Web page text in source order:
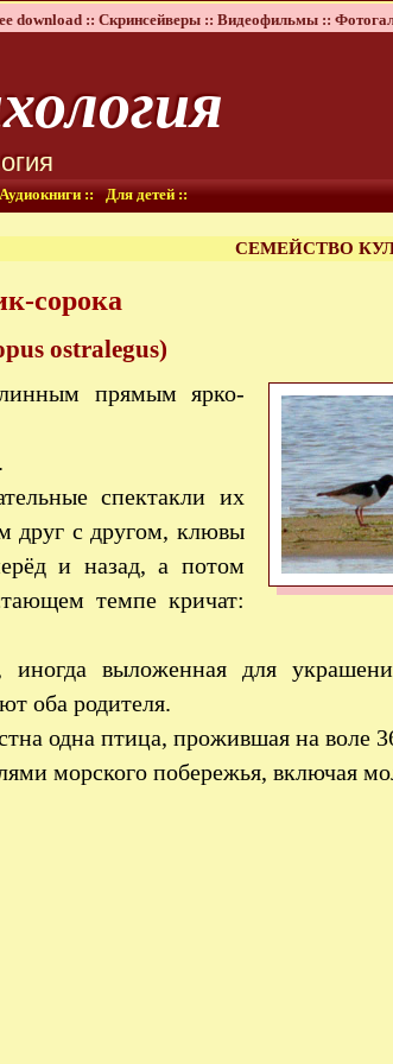
download :: Скринсейверы :: Видеофильмы ::
Аудиокниги :: Для детей ::
СЕМЕЙСТВО
сорока
ostralegus)
прямым ярко-
спектакли их
друг с другом, клювы
и назад, а потом
темпе кричат:
выложенная для
оба родителя.
одна птица, прожившая на воле
морского побережья, включая